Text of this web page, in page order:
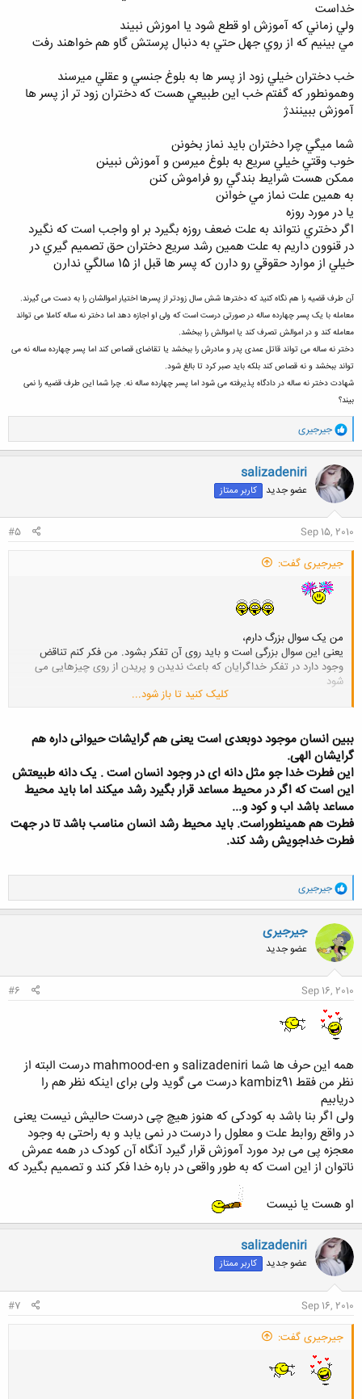
خداست
ولي زماني كه آموزش او قطع شود يا اموزش نبيند
مي بينيم كه از روي جهل حتي به دنبال پرستش گاو هم خواهند رفت
خب دختران خيلي زود از پسر ها به بلوغ جنسي و عقلي ميرسند
وهمونطور كه گفتم خب اين طبيعي هست كه دختران زود تر از پسر ها
آموزش ببينندژ
شما ميگي چرا دختران بايد نماز بخونن
خوب وقتي خيلي سريع به بلوغ ميرسن و آموزش نبينن
ممكن هست شرايط بندگي رو فراموش كنن
به همين علت نماز مي خوانن
يا در مورد روزه
اگر دختري نتواند به علت ضعف روزه بگيرد بر او واجب است كه نگيرد
در قنوون داريم به علت همين رشد سريع دختران حق تصميم گيري در
خيلي از موارد حقوقي رو دارن كه پسر ها قبل از 15 سالگي ندارن
آن طرف قضیه را هم نگاه كنيد که دخترها شش سال زودتر از پسرها اختیار اموالشان را به دست می گیرند.
معامله با یک پسر چهارده ساله در صورتی درست است که ولی او اجازه دهد اما دختر نه ساله کاملا می تواند
معامله کند و در اموالش تصرف کند یا اموالش را ببخشد.
دختر نه ساله می تواند قاتل عمدی پدر و مادرش را ببخشد یا تقاضای قصاص کند اما پسر چهارده ساله نه می
تواند ببخشد و نه قصاص کند بلکه باید صبر کرد تا بالغ شود.
شهادت دختر نه ساله در دادگاه پذیرفته می شود اما پسر چهارده ساله نه. چرا شما این طرف قضیه را نمی
بیند؟
و
ا
ک
ن
ش
ه
ا
جیرجیری
salizadeniri
عضو جدید کاربر ممتاز
Sep 15, 2010
#5
جیرجیری گفت:
من یک سوال بزرگ دارم،
یعنی این سوال بزرگی است و باید روی آن تفکر بشود. من فکر کنم تناقض
وجود دارد در تفکر خداگرایان که باعث ندیدن و پریدن از روی چیزهایی می
شود
شود خوب اگر چنین است چرا به کودکان آموزش دینی و مذهبی می دهید ؟
کلیک کنید تا باز شود...
ببین انسان موجود دوبعدی است یعنی هم گرایشات حیوانی داره هم
گرایشان الهی.
این فطرت خدا جو مثل دانه ای در وجود انسان است . یک دانه طبیعتش
این است که اگر در محیط مساعد قرار بگیرد رشد میکند اما باید محیط
مساعد باشد اب و کود و...
فطرت هم همینطوراست. باید محیط رشد انسان مناسب باشد تا در جهت
فطرت خداجویش رشد کند.
و
ا
ک
ن
ش
ه
ا
جیرجیری
جیرجیری
عضو جدید
Sep 16, 2010
#6
همه این حرف ها شما salizadeniri و mahmood-en درست البته از
نظر من فقط kambiz91 درست می گوید ولی برای اینکه نظر هم را
دریابیم
ولی اگر بنا باشد به کودکی که هنوز هیچ چی درست حالیش نیست یعنی
در واقع روابط علت و معلول را درست در نمی یابد و به راحتی به وجود
معجزه پی می برد مورد آموزش قرار گیرد آنگاه آن کودک در همه عمرش
ناتوان از این است که به طور واقعی در باره خدا فکر کند و تصمیم بگیرد که
او هست یا نیست
salizadeniri
عضو جدید کاربر ممتاز
Sep 16, 2010
#7
جیرجیری گفت: